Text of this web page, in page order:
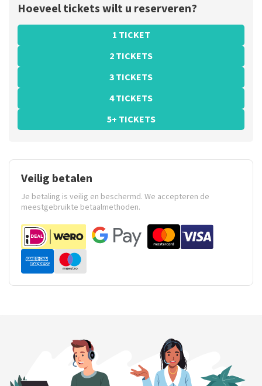
Hoeveel tickets wilt u reserveren?
1 TICKET
2 TICKETS
3 TICKETS
4 TICKETS
5+ TICKETS
Veilig betalen
Je betaling is veilig en beschermd. We accepteren de
meestgebruikte betaalmethoden.